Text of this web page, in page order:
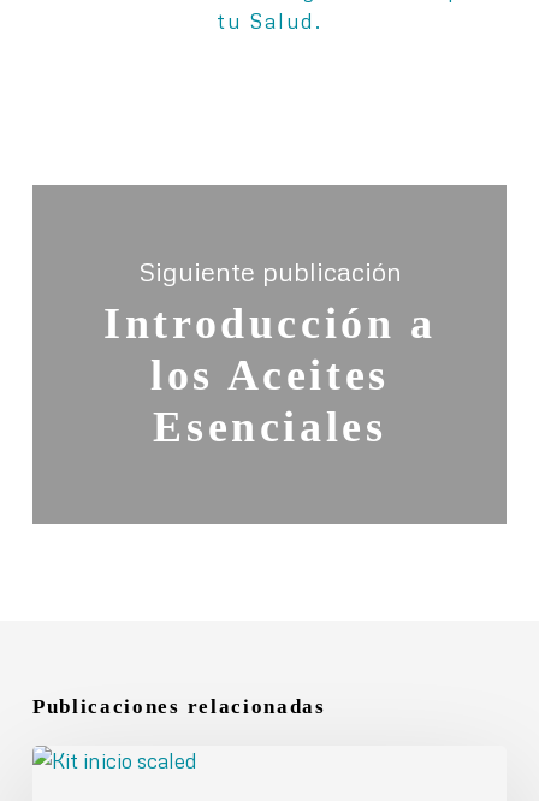
tu Salud.
Siguiente publicación
Introducción a
los Aceites
Esenciales
Publicaciones relacionadas
Kit